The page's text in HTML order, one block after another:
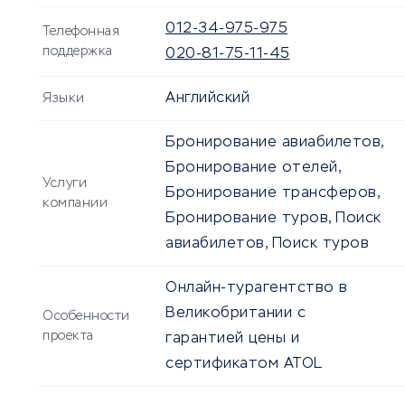
Телефонная
поддержка
012-34-975-975
020-81-75-11-45
Языки Английский
Услуги
компании
Бронирование авиабилетов,
Бронирование отелей,
Бронирование трансферов,
Бронирование туров, Поиск
авиабилетов, Поиск туров
Особенности
проекта
Онлайн-турагентство в
Великобритании с
гарантией цены и
сертификатом ATOL